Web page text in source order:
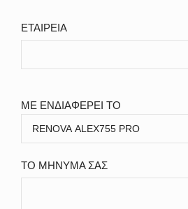
ΕΤΑΙΡΕΙΑ
ΜΕ ΕΝΔΙΑΦΕΡΕΙ ΤΟ
ΤΟ ΜΗΝΥΜΑ ΣΑΣ